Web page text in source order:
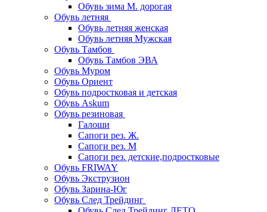
Обувь зима М. дорогая
Обувь летняя
Обувь летняя женская
Обувь летняя Мужская
Обувь Тамбов
Обувь Тамбов ЭВА
Обувь Муром
Обувь Ориент
Обувь подростковая и детская
Обувь Askum
Обувь резиновая
Галоши
Сапоги рез. Ж.
Сапоги рез. М
Сапоги рез. детские,подростковые
Обувь FRIWAY
Обувь Экструзион
Обувь Зарина-Юг
Обувь След Трейдинг